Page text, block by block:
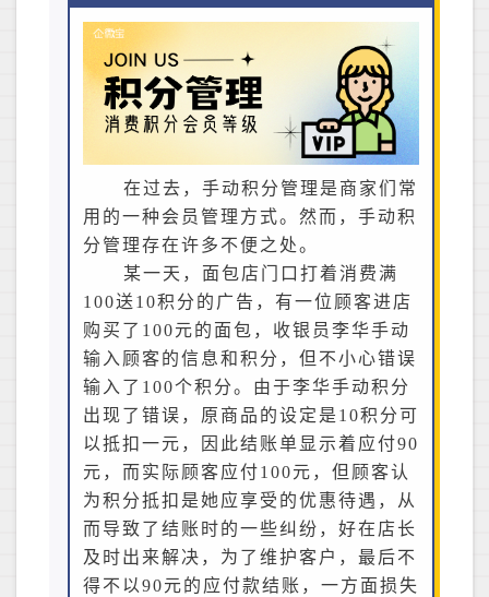
在过去，手动积分管理是商家们常
用的一种会员管理方式。然而，手动积
分管理存在许多不便之处。
某一天，面包店门口打着消费满
100送10积分的广告，有一位顾客进店
购买了100元的面包，收银员李华手动
输入顾客的信息和积分，但不小心错误
输入了100个积分。由于李华手动积分
出现了错误，原商品的设定是10积分可
以抵扣一元，因此结账单显示着应付90
元，而实际顾客应付100元，但顾客认
为积分抵扣是她应享受的优惠待遇，从
而导致了结账时的一些纠纷，好在店长
及时出来解决，为了维护客户，最后不
得不以90元的应付款结账，一方面损失